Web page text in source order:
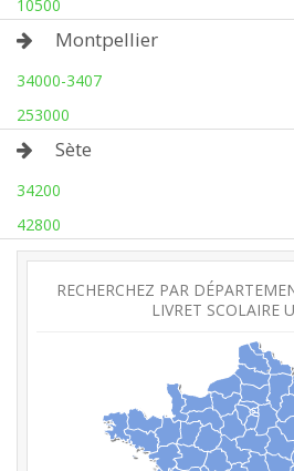
10500
Montpellier
34000-3407
253000
Sète
34200
42800
RECHERCHEZ PAR
LIVRET SCOLAIRE